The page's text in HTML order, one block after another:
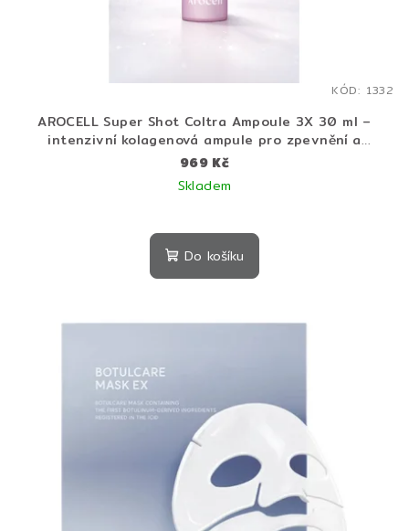
AROCELL Super Shot Coltra Ampoule 3X 30 ml –
intenzivní kolagenová ampule pro zpevnění a
regeneraci pleti
969 Kč
Skladem
Do košíku
KÓD: 1332